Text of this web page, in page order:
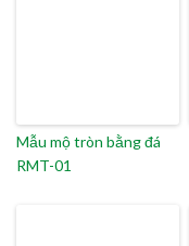
Mẫu mộ tròn bằng đá
RMT-01